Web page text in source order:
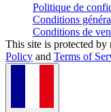
Politique de
Conditions
Conditions de
This site is protected
Policy and Terms of